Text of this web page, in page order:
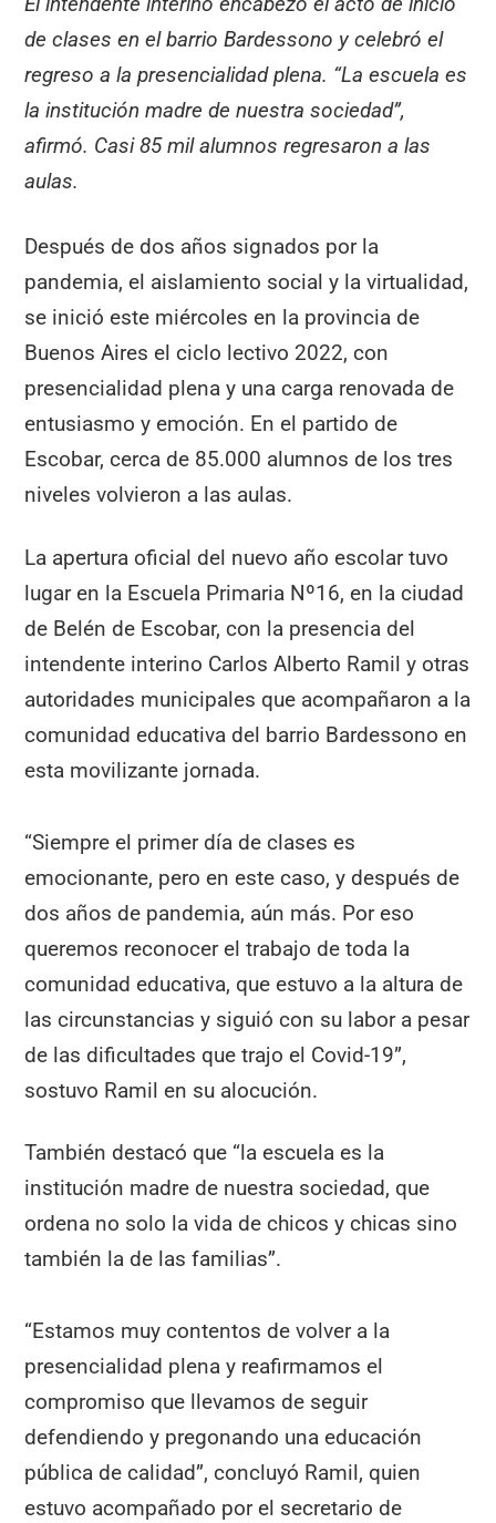
de clases en el barrio Bardessono y celebró el
regreso a la presencialidad plena. “La escuela es
la institución madre de nuestra sociedad”,
afirmó. Casi 85 mil alumnos regresaron a las
aulas.
Después de dos años signados por la
pandemia, el aislamiento social y la virtualidad,
se inició este miércoles en la provincia de
Buenos Aires el ciclo lectivo 2022, con
presencialidad plena y una carga renovada de
entusiasmo y emoción. En el partido de
Escobar, cerca de 85.000 alumnos de los tres
niveles volvieron a las aulas.
La apertura oficial del nuevo año escolar tuvo
lugar en la Escuela Primaria Nº16, en la ciudad
de Belén de Escobar, con la presencia del
intendente interino Carlos Alberto Ramil y otras
autoridades municipales que acompañaron a la
comunidad educativa del barrio Bardessono en
esta movilizante jornada.
“Siempre el primer día de clases es
emocionante, pero en este caso, y después de
dos años de pandemia, aún más. Por eso
queremos reconocer el trabajo de toda la
comunidad educativa, que estuvo a la altura de
las circunstancias y siguió con su labor a pesar
de las dificultades que trajo el Covid-19”,
sostuvo Ramil en su alocución.
También destacó que “la escuela es la
institución madre de nuestra sociedad, que
ordena no solo la vida de chicos y chicas sino
también la de las familias”.
“Estamos muy contentos de volver a la
presencialidad plena y reafirmamos el
compromiso que llevamos de seguir
defendiendo y pregonando una educación
pública de calidad”, concluyó Ramil, quien
estuvo acompañado por el secretario de